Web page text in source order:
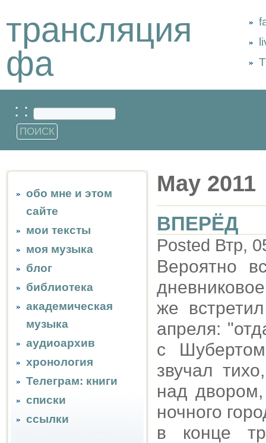
трансляция
фа
: :
обо мне и этом
сайте
мои тексты
моя музыка
блог
библиотека
академическая
музыка
аудиоархив
хронология
Телеграм: книги
списки
ссылки
May 2011
ВПЕРЁД
Posted Втр,
Вероятно
же
апреля:
с
звучал
над
ночного
в конце